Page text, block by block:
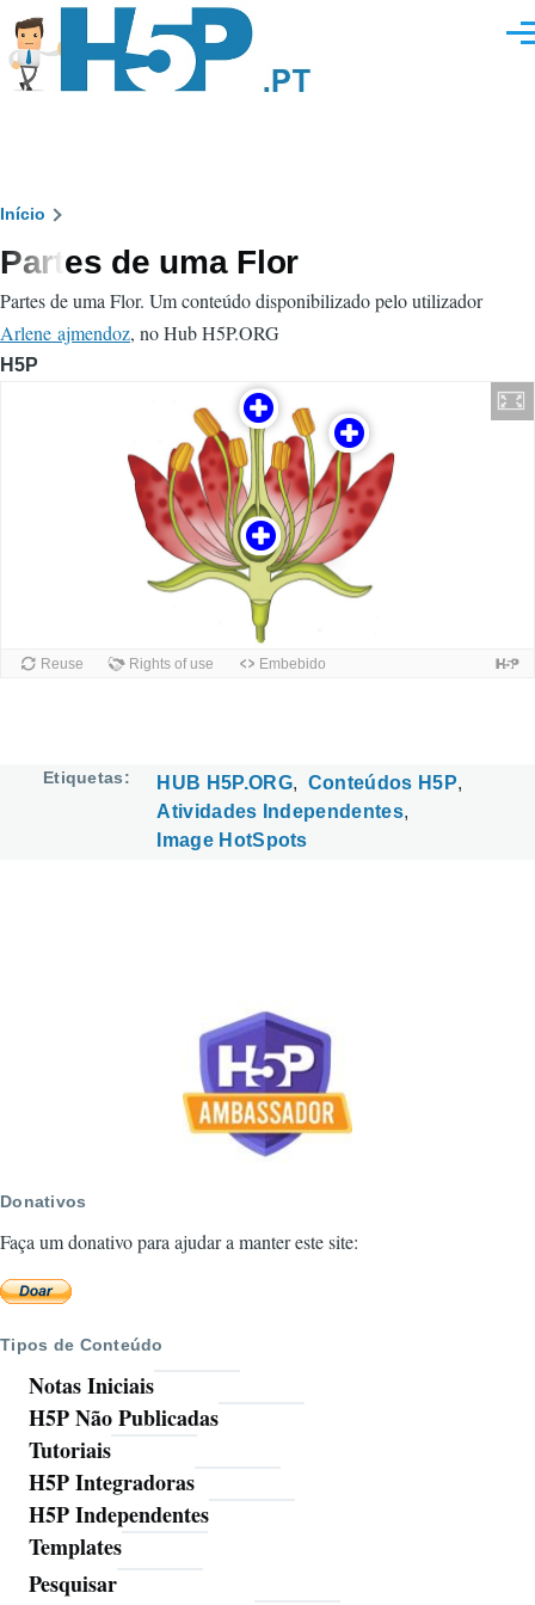
Passar para o conteúdo principal
Navegação
estrutural
Início
Partes de uma Flor
Partes de uma Flor. Um conteúdo disponibilizado pelo utilizador
Arlene ajmendoz, no Hub H5P.ORG
H5P
Etiquetas HUB H5P.ORG
Conteúdos H5P
Atividades Independentes
Image HotSpots
Donativos
Faça um donativo para ajudar a manter este site:
Tipos de Conteúdo
Notas Iniciais
H5P Não Publicadas
Tutoriais
H5P Integradoras
H5P Independentes
Templates
Ferramentas
Pesquisar